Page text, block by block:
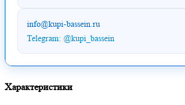
info@kupi-bassein.ru
Telegram: @kupi_bassein
Характеристики